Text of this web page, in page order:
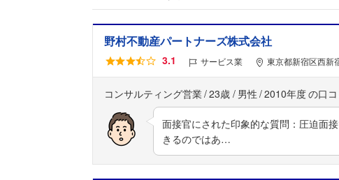
野村不動産パートナーズ株式会社
3.1 サービス業 東京都新宿区西新
コンサルティング営業 23歳 男性 2010年度
面接官にされた印象的な質問：圧迫面
きるのではあ…